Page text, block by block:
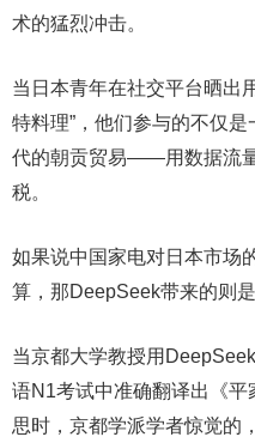
术的猛烈冲击。
当日本青年在社交平台晒出
特料理”，他们参与的不仅
代的朝贡贸易——用数据流
税。
如果说中国家电对日本市场
算，那DeepSeek带来的则
当京都大学教授用
语N1考试中准确翻译出《平
思时，京都学派学者惊觉的